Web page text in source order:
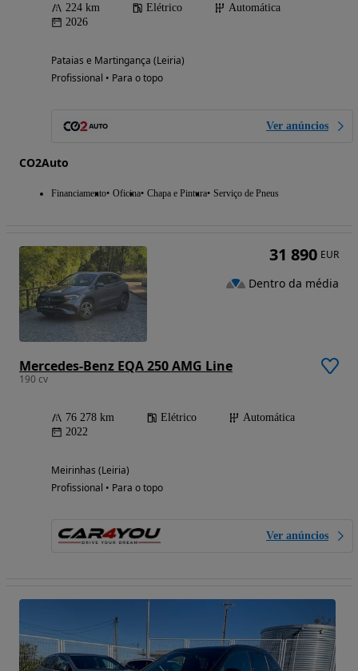
224 km Elétrico
Automática
2026
Pataias e Martingança (Leiria)
Profissional • Para o topo
Ver anúncios
CO2Auto
Financiamento Oficina Chapa e Pintura Serviço de Pneus
Mercedes-Benz EQA 250 AMG Line
190 cv
76 278 km Elétrico
Automática
2022
Meirinhas (Leiria)
Profissional • Para o topo
Ver anúncios
31 890 EUR
Dentro da média